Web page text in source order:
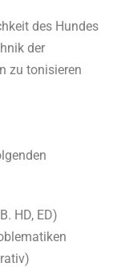
des Hundes
der
zu tonisieren
HD, ED)